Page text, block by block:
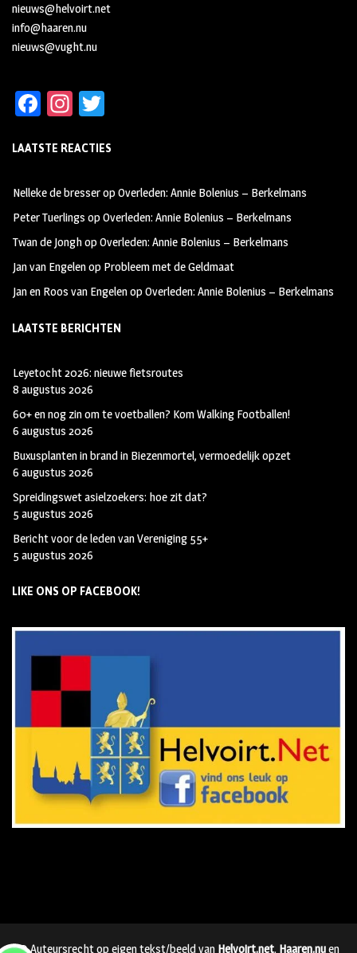
nieuws@helvoirt.net
info@haaren.nu
nieuws@vught.nu
Fa
b
oo
k
In
ag
m
tt
LAATSTE REACTIES
Nelleke de bresseropOverleden: Annie Bolenius – Berkelmans
Peter Tuerlings opOverleden: Annie Bolenius – Berkelmans
Twan de JonghopOverleden: Annie Bolenius – Berkelmans
Jan van Engelenop Probleem met de Geldmaat
Jan en Roos van EngelenopOverleden: Annie Bolenius – Berkelmans
LAATSTE BERICHTEN
Leyetocht 2026: nieuwe fietsroutes
8 augustus 2026
60+ en nog zin om te voetballen? Kom Walking Footballen!
6 augustus 2026
Buxusplanten in brand in Biezenmortel, vermoedelijk opzet
6 augustus 2026
Spreidingswet asielzoekers: hoe zit dat?
5 augustus 2026
Bericht voor de leden van Vereniging 55+
5 augustus 2026
LIKE ONS OP FACEBOOK!
© Auteursrecht op eigen tekst/beeld van Helvoirt.net, Haaren.nuen